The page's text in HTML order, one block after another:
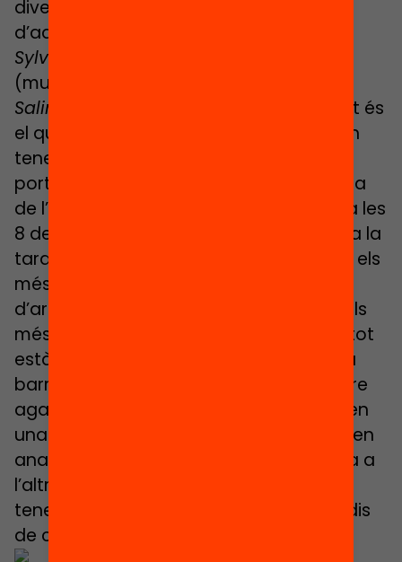
diversitat es pot organitzar partint
d’aquest principi.
Sylvaine
(multicollège).
Salima
: Allà mouen l’alumnat, que de fet és
el que fan les famílies més riques que en
tenen l’oportunitat. Es poden permetre
portar els seus fills en cotxe a una escola
de l’altra punta de la ciutat, deixar-los a les
8 del matí, anar a treballar i recollir-los a la
tarda. I què fan la major part del temps els
més pobres? Doncs els matins han
d’arribar abans a netejar les oficines dels
més rics, o sigui que no tenen mitjans i tot
està organitzat perquè es quedin al seu
barri. Fins i tot si dius que d’aquest centre
agafarem els 3-4 millors i els posarem en
una escola de prestigi els infants no volen
anar-hi. Tenen por. No saben què passa a
l’altra banda. Arriben a l’escola, però no
tenen els codis de vestimenta ni els codis
de conducta.